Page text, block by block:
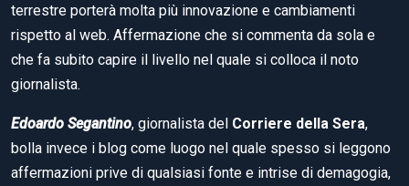
terrestre porterà molta più innovazione e cambiamenti
rispetto al web. Affermazione che si commenta da sola e
che fa subito capire il livello nel quale si colloca il noto
giornalista.
Edoardo Segantino, giornalista del Corriere della Sera,
bolla invece i blog come luogo nel quale spesso si leggono
affermazioni prive di qualsiasi fonte e intrise di demagogia,